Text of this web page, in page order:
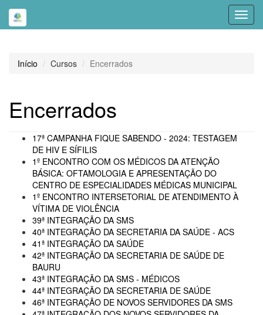
Início Cursos Encerrados
Encerrados
17ª CAMPANHA FIQUE SABENDO - 2024: TESTAGEM
DE HIV E SÍFILIS
1º ENCONTRO COM OS MÉDICOS DA ATENÇÃO
BÁSICA: OFTAMOLOGIA E APRESENTAÇÃO DO
CENTRO DE ESPECIALIDADES MÉDICAS MUNICIPAL
1º ENCONTRO INTERSETORIAL DE ATENDIMENTO À
VÍTIMA DE VIOLÊNCIA
39ª INTEGRAÇÃO DA SMS
40ª INTEGRAÇÃO DA SECRETARIA DA SAÚDE - ACS
41ª INTEGRAÇÃO DA SAÚDE
42ª INTEGRAÇÃO DA SECRETARIA DE SAÚDE DE
BAURU
43ª INTEGRAÇÃO DA SMS - MÉDICOS
44ª INTEGRAÇÃO DA SECRETARIA DE SAÚDE
46ª INTEGRAÇÃO DE NOVOS SERVIDORES DA SMS